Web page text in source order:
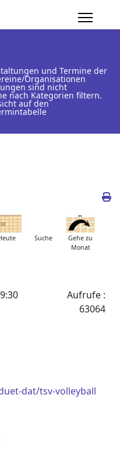
und Termine der
Organisationen
sind nicht
nach Kategorien filtern.
auf den
Suche
Gehe zu
Monat
Aufrufe :
63064
dat/tsv-volleyball